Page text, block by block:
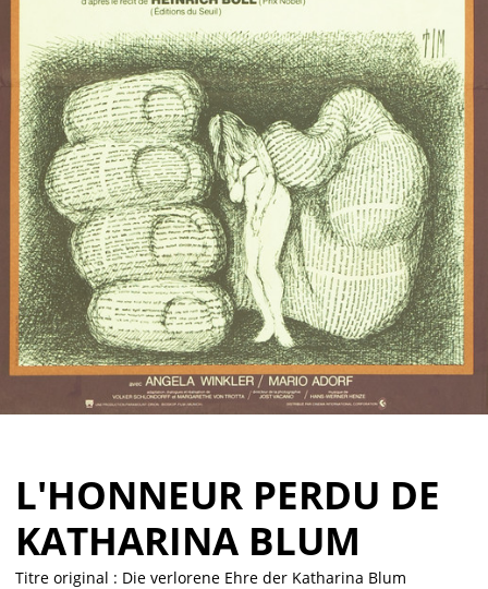
Vendre
L'HONNEUR PERDU DE
KATHARINA BLUM
Titre original : Die verlorene Ehre der Katharina Blum